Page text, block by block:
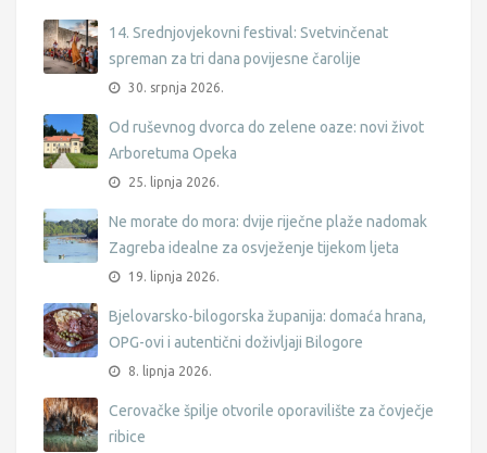
14. Srednjovjekovni festival: Svetvinčenat
spreman za tri dana povijesne čarolije
30. srpnja 2026.
Od ruševnog dvorca do zelene oaze: novi život
Arboretuma Opeka
25. lipnja 2026.
Ne morate do mora: dvije riječne plaže nadomak
Zagreba idealne za osvježenje tijekom ljeta
19. lipnja 2026.
Bjelovarsko-bilogorska županija: domaća hrana,
OPG-ovi i autentični doživljaji Bilogore
8. lipnja 2026.
Cerovačke špilje otvorile oporavilište za čovječje
ribice